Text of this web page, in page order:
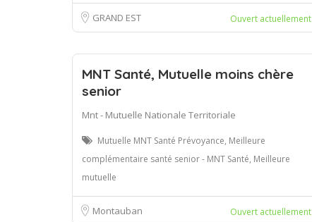
GRAND EST Ouvert actuellement
MNT Santé, Mutuelle moins chère
senior
Mnt - Mutuelle Nationale Territoriale
Mutuelle MNT Santé Prévoyance, Meilleure
complémentaire santé senior - MNT Santé, Meilleure
mutuelle
Montauban Ouvert actuellement